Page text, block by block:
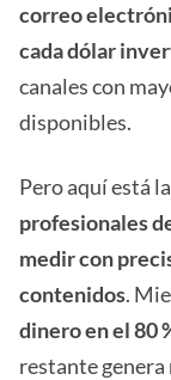
correo
cada dólar
canales con
disponibles.
Pero aquí está
profesionales
medir con
contenidos.
dinero en el 80
restante